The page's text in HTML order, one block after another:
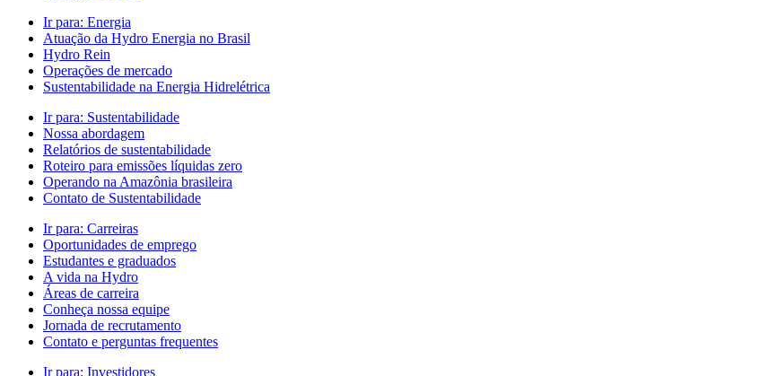
Ir para: Energia
Atuação da Hydro Energia no Brasil
Hydro Rein
Operações de mercado
Sustentabilidade na Energia Hidrelétrica
Ir para: Sustentabilidade
Nossa abordagem
Relatórios de sustentabilidade
Roteiro para emissões líquidas zero
Operando na Amazônia brasileira
Contato de Sustentabilidade
Ir para: Carreiras
Oportunidades de emprego
Estudantes e graduados
A vida na Hydro
Áreas de carreira
Conheça nossa equipe
Jornada de recrutamento
Contato e perguntas frequentes
Ir para: Investidores